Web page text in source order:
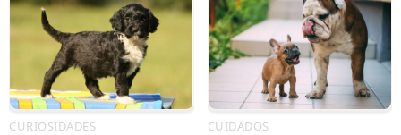
CURIOSIDADES CUIDADOS